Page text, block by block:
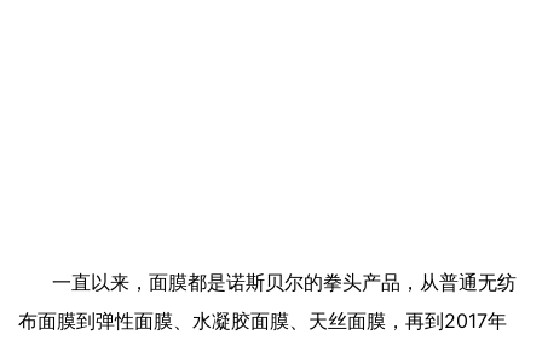
一直以来，面膜都是诺斯贝尔的拳头产品，从普通无纺
布面膜到弹性面膜、水凝胶面膜、天丝面膜，再到2017年